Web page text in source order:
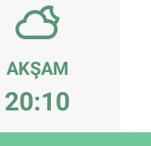
AKŞAM
20:10